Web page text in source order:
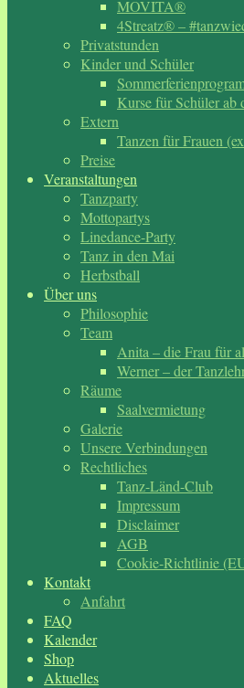
MOVITA®
4Streatz® –
Privatstunden
Kinder und Schüler
Kurse für Schüler ab
Extern
Tanzen für Frauen
Preise
Veranstaltungen
Tanzparty
Mottopartys
Linedance-Party
Tanz in den Mai
Herbstball
Über uns
Philosophie
Team
Anita – die Frau für
Werner – der
Räume
Saalvermietung
Galerie
Unsere Verbindungen
Rechtliches
Tanz-Länd-Club
Impressum
Disclaimer
AGB
Cookie-Richtlinie
Kontakt
Anfahrt
FAQ
Kalender
Shop
Aktuelles